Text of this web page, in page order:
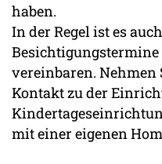
haben.
In der Regel ist es
vereinbaren.
Kontakt zu der
mit einer eigenen